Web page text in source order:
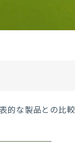
的な製品との比較